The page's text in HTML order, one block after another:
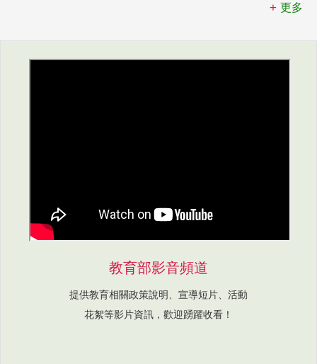
更多
教育部影音頻道
提供教育相關政策說明、宣導短片、活動
花絮等影片資訊，歡迎踴躍收看！